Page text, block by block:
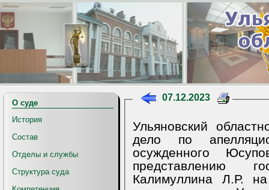
О суде
История
Состав
Отделы и службы
Структура суда
07.12.2023
Ульяновский
дело по
осужденного
представлению
Калимуллина Л.Р. на